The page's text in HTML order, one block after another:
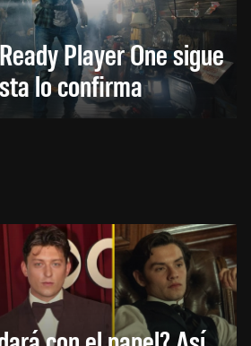
Player One sigue
lo confirma